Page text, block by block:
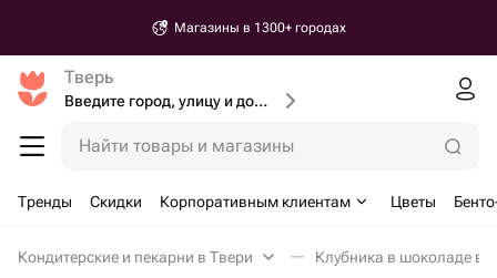
Магазины в 1300+ городах
Тверь
Введите город, улицу и дом доставки
Найти товары и магазины
Тренды Скидки Корпоративным клиентам Цветы
Кондитерские и пекарни в Твери Клубника в шоколаде в